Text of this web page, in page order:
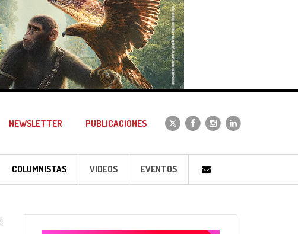
NEWSLETTER PUBLICACIONES
COLUMNISTAS VIDEOS EVENTOS